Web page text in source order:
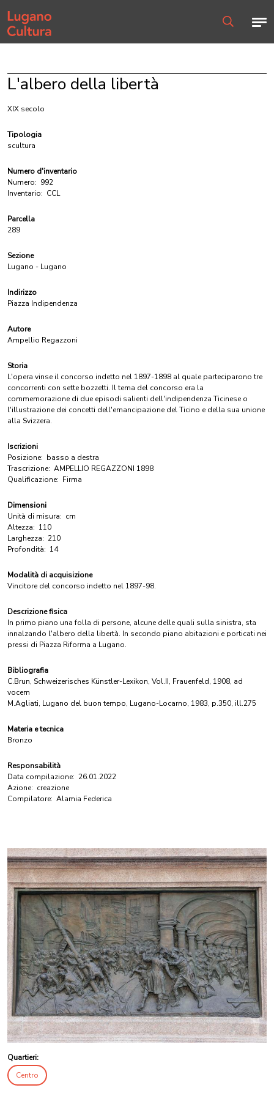
Home page
L'albero della libertà
XIX secolo
Tipologia
scultura
Numero d'inventario
Numero: 992
Inventario: CCL
Parcella
289
Sezione
Lugano - Lugano
Indirizzo
Piazza Indipendenza
Autore
Ampellio Regazzoni
Storia
L'opera vinse il concorso indetto nel 1897-1898 al quale parteciparono tre
concorrenti con sette bozzetti. Il tema del concorso era la
commemorazione di due episodi salienti dell'indipendenza Ticinese o
l'illustrazione dei concetti dell'emancipazione del Ticino e della sua unione
alla Svizzera.
Iscrizioni
Posizione: basso a destra
Trascrizione: AMPELLIO REGAZZONI 1898
Qualificazione: Firma
Dimensioni
Unità di misura: cm
Altezza: 110
Larghezza: 210
Profondità: 14
Modalità di acquisizione
Vincitore del concorso indetto nel 1897-98.
Descrizione fisica
In primo piano una folla di persone, alcune delle quali sulla sinistra, sta
innalzando l'albero della libertà. In secondo piano abitazioni e porticati nei
pressi di Piazza Riforma a Lugano.
Bibliografia
C.Brun, Schweizerisches Künstler-Lexikon, Vol.II, Frauenfeld, 1908, ad
vocem
M.Agliati, Lugano del buon tempo, Lugano-Locarno, 1983, p.350, ill.275
Materia e tecnica
Bronzo
Responsabilità
Data compilazione: 26.01.2022
Azione: creazione
Compilatore: Alamia Federica
Quartieri:
Centro